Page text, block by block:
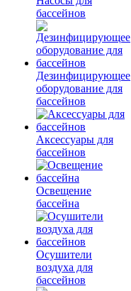
бассейнов
Дезинфицирующее
оборудование для
бассейнов
Аксессуары для
бассейнов
Освещение
бассейна
Осушители
воздуха для
бассейнов